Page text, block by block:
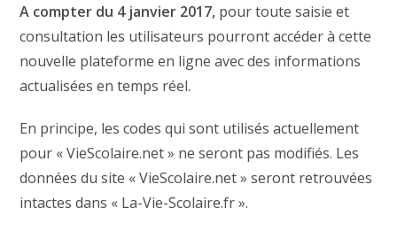
A compter du 4 janvier 2017, pour toute saisie et
consultation les utilisateurs pourront accéder à cette
nouvelle plateforme en ligne avec des informations
actualisées en temps réel.
En principe, les codes qui sont utilisés actuellement
pour « VieScolaire.net » ne seront pas modifiés. Les
données du site « VieScolaire.net » seront retrouvées
intactes dans « La-Vie-Scolaire.fr ».